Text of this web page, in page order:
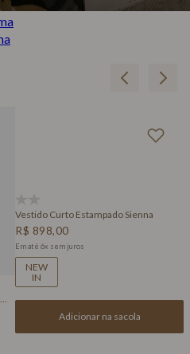
Vestido Curto Estampado Sienna
R$ 898,00
Em até 6x sem juros
NEW
IN
Adicionar na sacola